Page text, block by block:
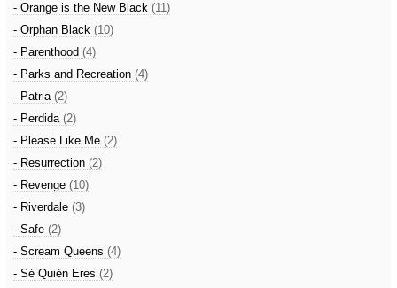
- Orange is the New Black (11)
- Orphan Black (10)
- Parenthood (4)
- Parks and Recreation (4)
- Patria (2)
- Perdida (2)
- Please Like Me (2)
- Resurrection (2)
- Revenge (10)
- Riverdale (3)
- Safe (2)
- Scream Queens (4)
- Sé Quién Eres (2)